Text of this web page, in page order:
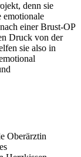
denn sie
emotionale
einer Brust-OP
Druck von der
sie also in
Oberärztin